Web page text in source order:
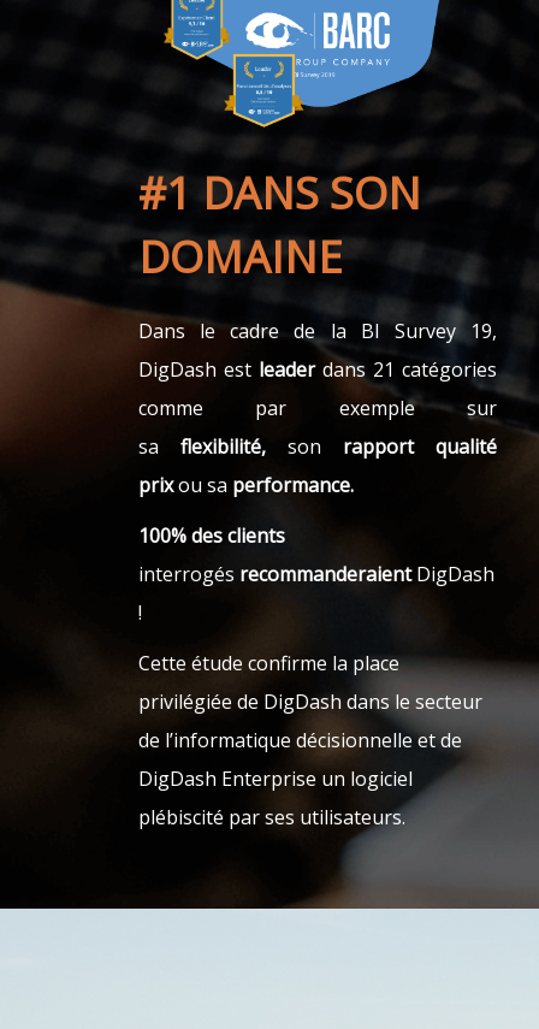
#1 DANS SON
DOMAINE
Dans le cadre de la BI Survey 19,
DigDash est leaderdans 21 catégories
comme par exemple sur
sa flexibilité, son rapport qualité
prixou sa performance.
100% des clients
interrogés recommanderaientDigDash
!
Cette étude confirme la place
privilégiée de DigDash dans le secteur
de l’informatique décisionnelle et de
DigDash Enterprise un logiciel
plébiscité par ses utilisateurs.